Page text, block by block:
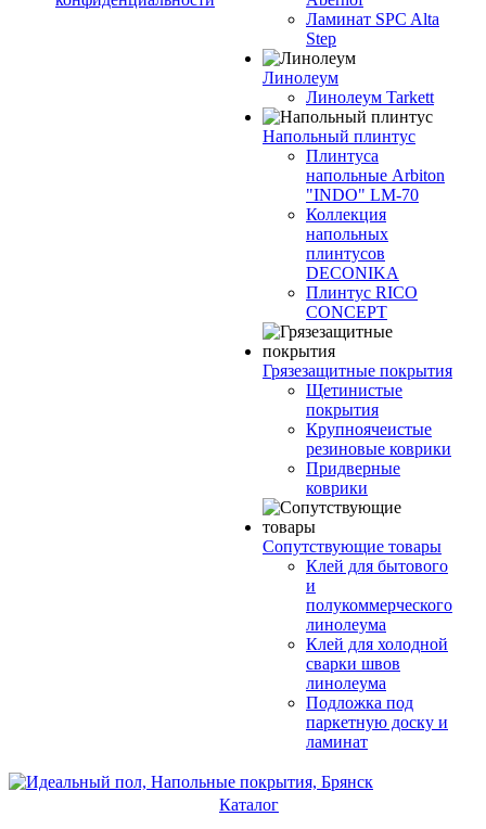
Ламинат SPC Alta
Step
Линолеум
Линолеум Tarkett
Напольный плинтус
Плинтуса
напольные Arbiton
"INDO" LM-70
Коллекция
напольных
плинтусов
DECONIKA
Плинтус RICO
CONCEPT
Грязезащитные покрытия
Щетинистые
покрытия
Крупноячеистые
резиновые коврики
Придверные
коврики
Сопутствующие товары
Клей для бытового
и
полукоммерческого
линолеума
Клей для холодной
сварки швов
линолеума
Подложка под
паркетную доску и
ламинат
Каталог